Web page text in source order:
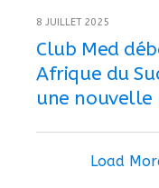
8 JUILLET 2025
Club Med
Afrique du
une nouvelle
Load